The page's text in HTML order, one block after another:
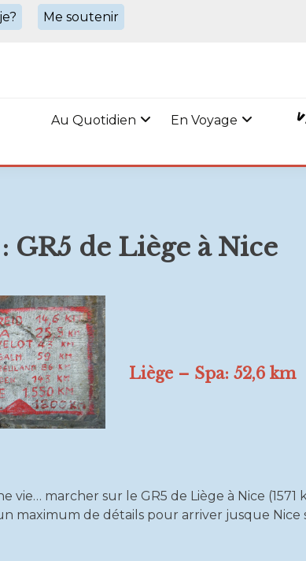
Me soutenir
Au Quotidien En Voyage
GR5 de Liège à Nice
Liège – Spa: 52,6 km
vie… marcher sur le GR5 de Liège à Nice
maximum de détails pour arriver jusque Nice